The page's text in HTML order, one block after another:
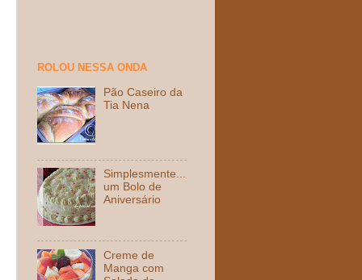
ROLOU NESSA ONDA
Pão Caseiro da
Tia Nena
Simplesmente...
um Bolo de
Aniversário
Creme de
Manga com